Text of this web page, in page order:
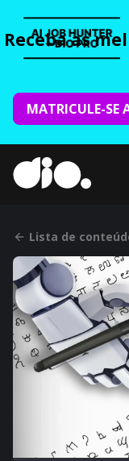
Receba as
MATRICULE-SE
Lista de